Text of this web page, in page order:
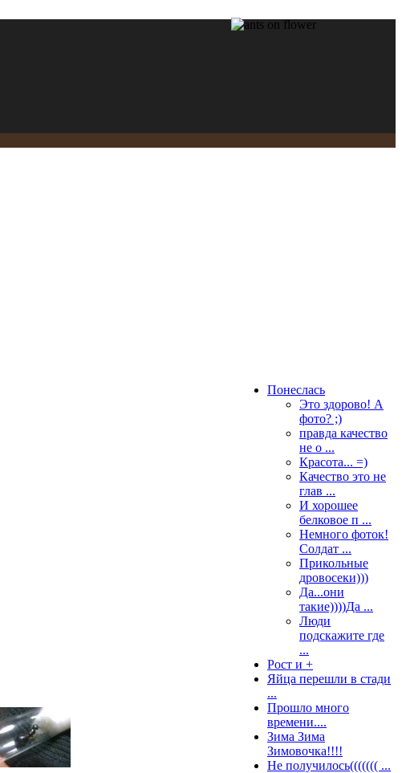
Понеслась
Это здорово! А
фото? ;)
правда качество
не о ...
Красота... =)
Качество это не
глав ...
И хорошее
белковое п ...
Немного фоток!
Солдат ...
Прикольные
дровосеки)))
Да...они
такие))))Да ...
Люди
подскажите где
...
Рост и +
Яйца перешли в стади
...
Прошло много
времени....
Зима Зима
Зимовочка!!!!
Не получилось((((((( ...